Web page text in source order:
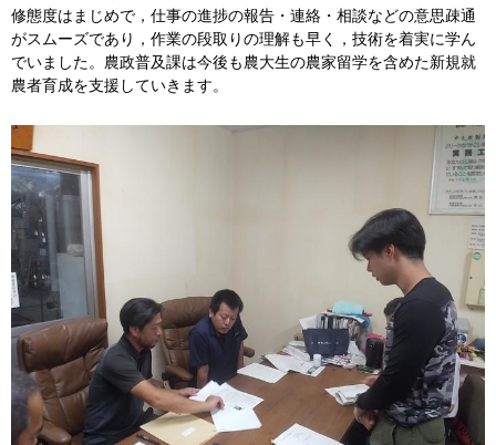
修態度はまじめで，仕事の進捗の報告・連絡・相談などの意思疎通
がスムーズであり，作業の段取りの理解も早く，技術を着実に学ん
でいました。農政普及課は今後も農大生の農家留学を含めた新規就
農者育成を支援していきます。